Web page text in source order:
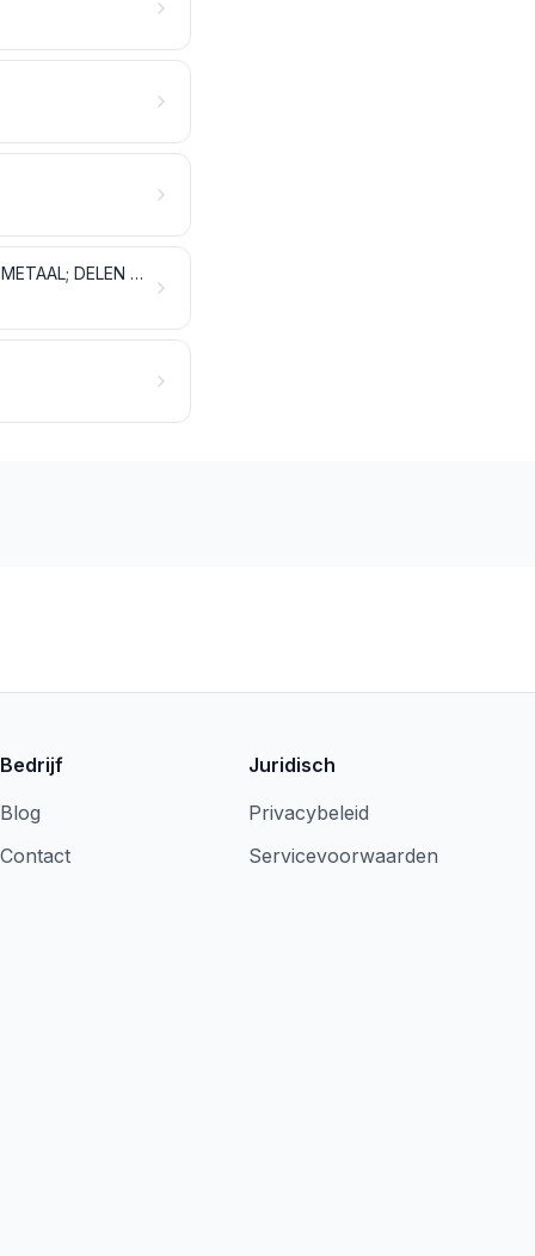
GEREEDSCHAP; MESSENMAKERSWERK, LEPELS EN VORKEN, VAN ONEDEL METAAL; DELEN VAN DEZE ARTIKELEN VAN ONEDEL METAAL
Bedrijf
Blog
Contact
Juridisch
Privacybeleid
Servicevoorwaarden